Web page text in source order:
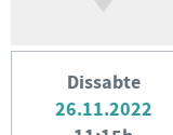
Dissabte
26.11.2022